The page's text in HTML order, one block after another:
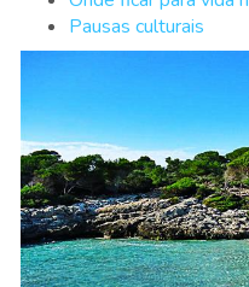
Pausas culturais